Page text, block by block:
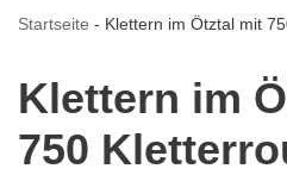
Startseite - Klettern im Ötztal mit
Klettern im
750